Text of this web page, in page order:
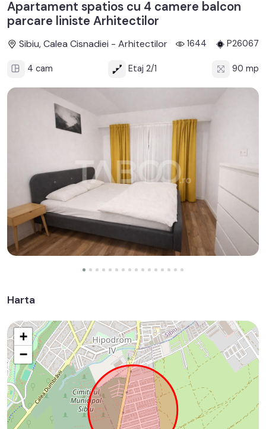
Apartament spatios cu 4 camere balcon
parcare liniste Arhitectilor
Sibiu, Calea Cisnadiei - Arhitectilor 1644 P26067
4 cam Etaj 2/1 90 mp
Harta
+
−